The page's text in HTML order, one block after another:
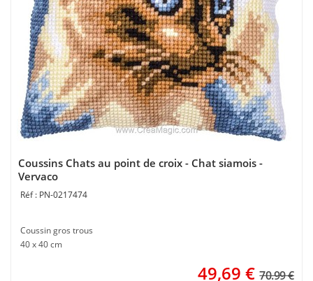
Coussins Chats au point de croix - Chat siamois -
Vervaco
PN-0217474
Coussin gros trous
40 x 40 cm
49,69 € 70.99 €